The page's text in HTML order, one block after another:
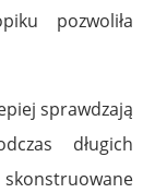
pozwoliła
sprawdzają
długich